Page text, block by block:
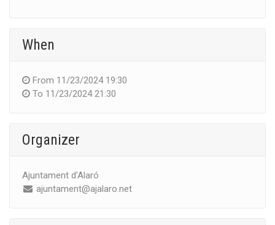
When
From 11/23/2024 19:30
To 11/23/2024 21:30
Organizer
Ajuntament d'Alaró
ajuntament@ajalaro.net